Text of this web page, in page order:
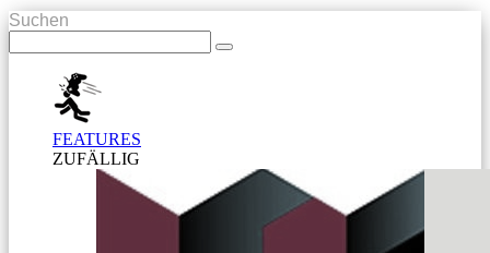
Suchen
FEATURES
ZUFÄLLIG